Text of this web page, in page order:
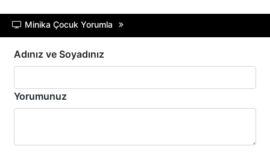
TRT SPOR
A SPOR
DMAX
Minika Çocuk Yorumla
Adınız ve Soyadınız
Yorumunuz